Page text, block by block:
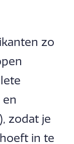
zo
zodat je
in te